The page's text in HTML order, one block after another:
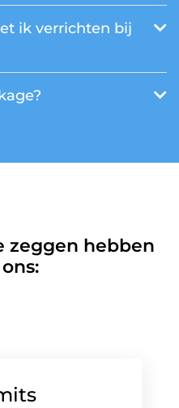
ik verrichten bij
zeggen hebben